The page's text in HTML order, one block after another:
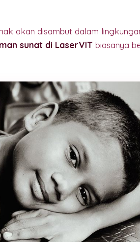
akan disambut dalam
sunat di LaserVIT biasanya